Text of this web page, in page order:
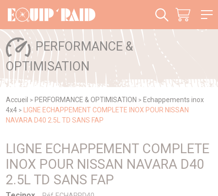
PERFORMANCE &
OPTIMISATION
Accueil > PERFORMANCE & OPTIMISATION > Echappements inox
4x4 > LIGNE ECHAPPEMENT COMPLETE INOX POUR NISSAN
NAVARA D40 2.5L TD SANS FAP
LIGNE ECHAPPEMENT COMPLETE
INOX POUR NISSAN NAVARA D40
2.5L TD SANS FAP
Panneau de gestion des cookies